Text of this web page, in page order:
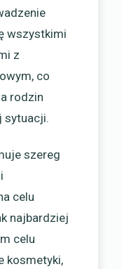
wszystkimi
z
co
rodzin
sytuacji.
szereg
celu
najbardziej
celu
kosmetyki,